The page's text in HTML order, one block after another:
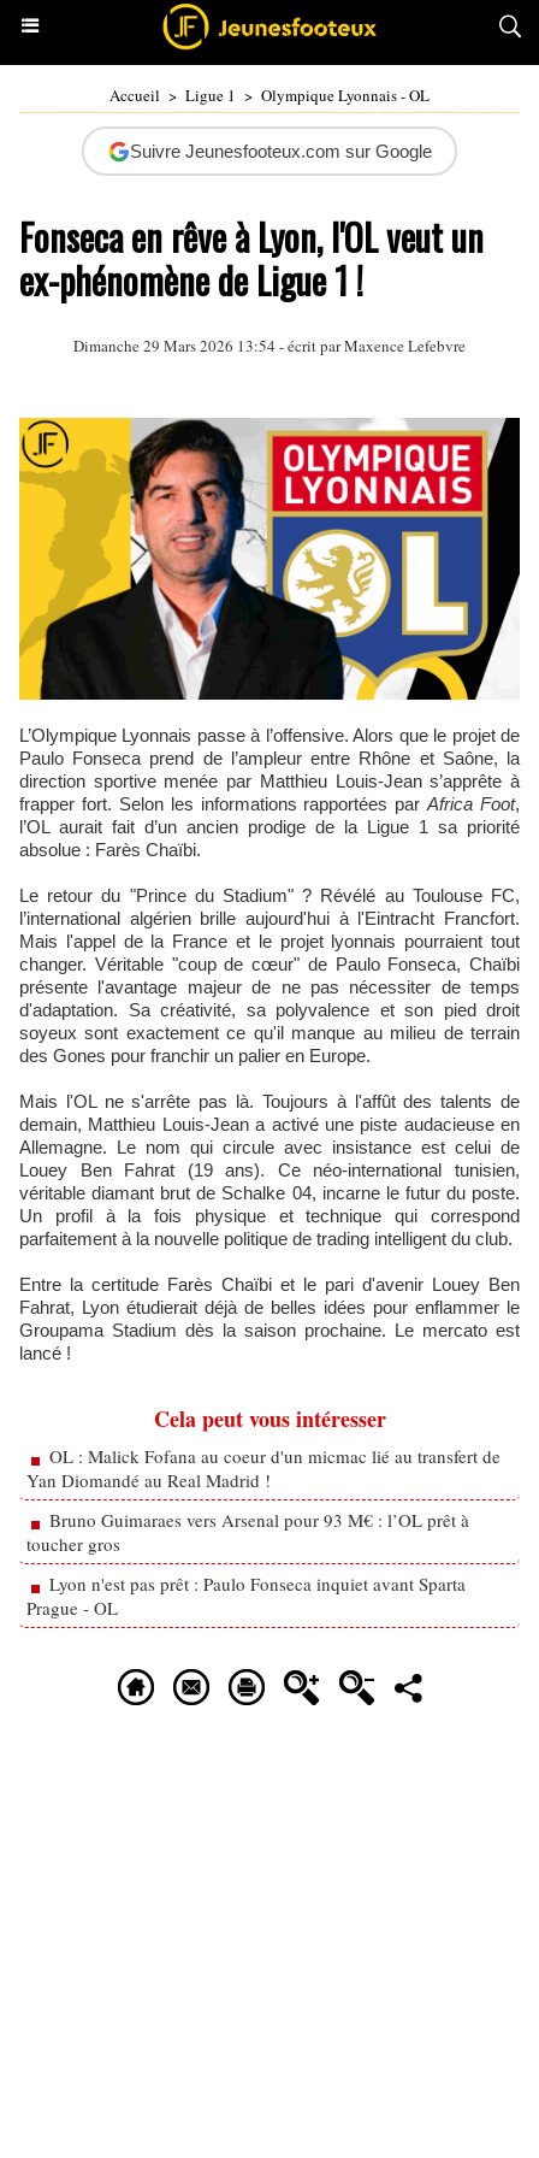
Accueil > Ligue 1 > Olympique Lyonnais - OL
Suivre Jeunesfooteux.com sur Google
Fonseca en rêve à Lyon, l'OL veut un
ex-phénomène de Ligue 1 !
Dimanche 29 Mars 2026 13:54 - écrit par Maxence Lefebvre
L’Olympique Lyonnais passe à l’offensive. Alors que le projet de
Paulo Fonseca prend de l’ampleur entre Rhône et Saône, la
direction sportive menée par Matthieu Louis-Jean s’apprête à
frapper fort. Selon les informations rapportées parAfrica Foot,
l’OL aurait fait d’un ancien prodige de la Ligue 1 sa priorité
absolue : Farès Chaïbi.
Le retour du "Prince du Stadium" ? Révélé au Toulouse FC,
l’international algérien brille aujourd'hui à l'Eintracht Francfort.
Mais l'appel de la France et le projet lyonnais pourraient tout
changer. Véritable "coup de cœur" de Paulo Fonseca, Chaïbi
présente l'avantage majeur de ne pas nécessiter de temps
d'adaptation. Sa créativité, sa polyvalence et son pied droit
soyeux sont exactement ce qu'il manque au milieu de terrain
des Gones pour franchir un palier en Europe.
Mais l'OL ne s'arrête pas là. Toujours à l'affût des talents de
demain, Matthieu Louis-Jean a activé une piste audacieuse en
Allemagne. Le nom qui circule avec insistance est celui de
Louey Ben Fahrat (19 ans). Ce néo-international tunisien,
véritable diamant brut de Schalke 04, incarne le futur du poste.
Un profil à la fois physique et technique qui correspond
parfaitement à la nouvelle politique de trading intelligent du club.
Entre la certitude Farès Chaïbi et le pari d'avenir Louey Ben
Fahrat, Lyon étudierait déjà de belles idées pour enflammer le
Groupama Stadium dès la saison prochaine. Le mercato est
lancé !
Cela peut vous intéresser
OL : Malick Fofana au coeur d'un micmac lié au transfert de
Yan Diomandé au Real Madrid !
Bruno Guimaraes vers Arsenal pour 93 M€ : l’OL prêt à
toucher gros
Lyon n'est pas prêt : Paulo Fonseca inquiet avant Sparta
Prague - OL